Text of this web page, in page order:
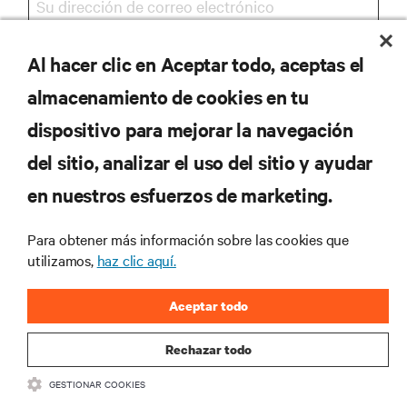
REGISTRARSE
RECURSOS
CORPORATIVO
SÍGANOS
Al hacer clic en Aceptar todo, aceptas el
almacenamiento de cookies en tu
dispositivo para mejorar la navegación
del sitio, analizar el uso del sitio y ayudar
en nuestros esfuerzos de marketing.
Para obtener más información sobre las cookies que
utilizamos, haz clic aquí.
Rechazar todo
Aceptar todo
GESTIONAR COOKIES